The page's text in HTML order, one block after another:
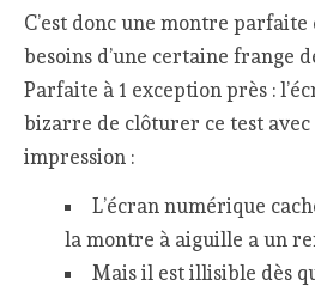
C’est donc une montre
besoins d’une certaine frange
Parfaite à 1 exception près :
bizarre de clôturer ce test
impression :
L’écran numérique
la montre à aiguille a un
Mais il est illisible dès